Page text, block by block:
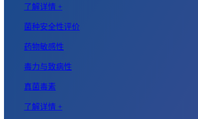
了解详情 +
菌种安全性评价
药物敏感性
毒力与致病性
真菌毒素
了解详情 +